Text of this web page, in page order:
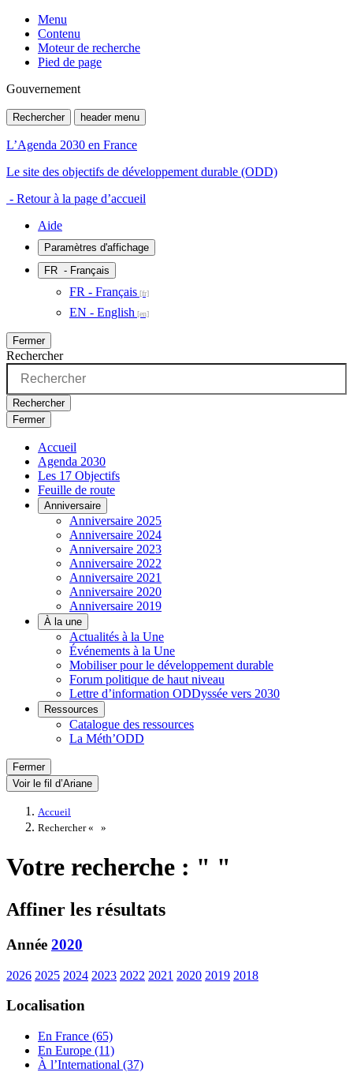
Menu
Contenu
Moteur de recherche
Pied de page
Gouvernement
Rechercher header menu
L’Agenda 2030 en France
Le site des objectifs de développement durable (ODD)
- Retour à la page d’accueil
Aide
Paramètres d'affichage
FR - Français
FR - Français
EN - English
Fermer
Rechercher
Rechercher
Fermer
Accueil
Agenda 2030
Les 17 Objectifs
Feuille de route
Anniversaire
Anniversaire 2025
Anniversaire 2024
Anniversaire 2023
Anniversaire 2022
Anniversaire 2021
Anniversaire 2020
Anniversaire 2019
À la une
Actualités à la Une
Événements à la Une
Mobiliser pour le développement durable
Forum politique de haut niveau
Lettre d’information ODDyssée vers 2030
Ressources
Catalogue des ressources
La Méth’ODD
Fermer
Voir le fil d’Ariane
Accueil
Rechercher «
»
Votre recherche : " "
Affiner les résultats
Année 2020
2026 2025 2024 2023 2022 2021 2020 2019 2018
Localisation
En France (65)
En Europe (11)
À l’International (37)